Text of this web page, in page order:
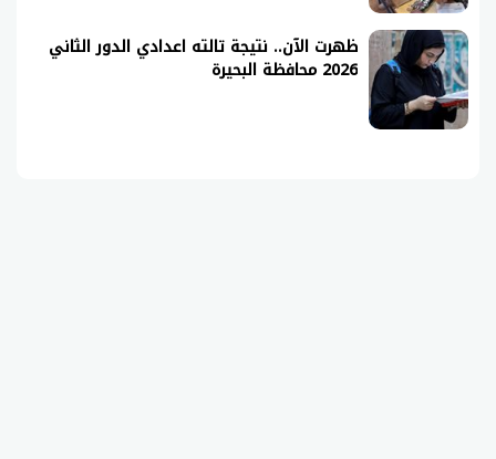
ظهرت الآن.. نتيجة تالته اعدادي الدور الثاني
2026 محافظة البحيرة